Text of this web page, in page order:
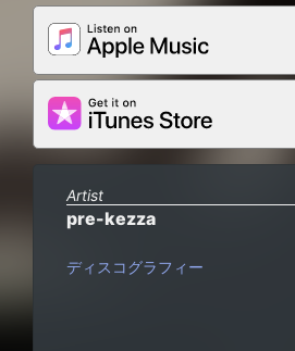
Artist
pre-kezza
ディスコグラフィー